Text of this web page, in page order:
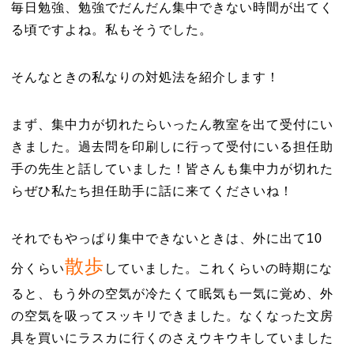
毎日勉強、勉強でだんだん集中できない時間が出てく
る頃ですよね。私もそうでした。
そんなときの私なりの対処法を紹介します！
まず、集中力が切れたらいったん教室を出て受付にい
きました。過去問を印刷しに行って受付にいる担任助
手の先生と話していました！皆さんも集中力が切れた
らぜひ私たち担任助手に話に来てくださいね！
それでもやっぱり集中できないときは、外に出て10
分くらい散歩 していました。これくらいの時期にな
ると、もう外の空気が冷たくて眠気も一気に覚め、外
の空気を吸ってスッキリできました。なくなった文房
具を買いにラスカに行くのさえウキウキしていました